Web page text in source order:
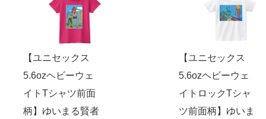
【ユニセックス
5.6ozヘビーウェ
イトTシャツ前面
柄】ゆいまる賢者
【ユニセックス
5.6ozヘビーウェ
イトロックTシャ
ツ前面柄】ゆいま